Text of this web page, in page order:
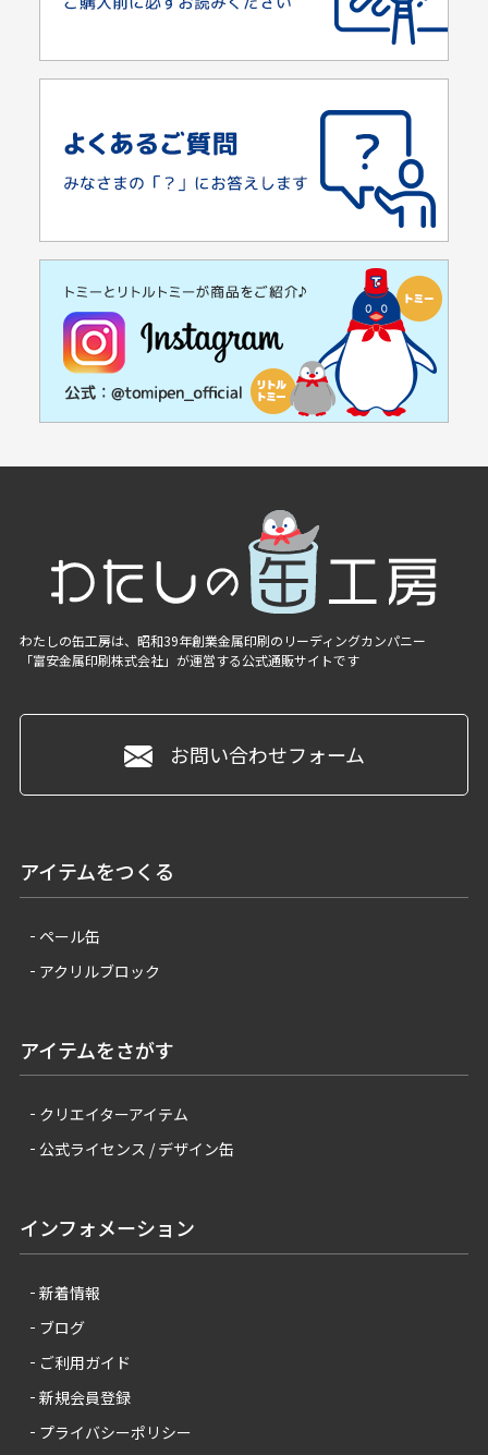
わたしの缶工房は、昭和39年創業金属印刷のリーディングカンパニー
「富安金属印刷株式会社」 が運営する公式通販サイトです
お問い合わせフォーム
アイテムをつくる
ペール缶
アクリルブロック
アイテムをさがす
クリエイターアイテム
公式ライセンス / デザイン缶
インフォメーション
新着情報
ブログ
ご利用ガイド
新規会員登録
プライバシーポリシー